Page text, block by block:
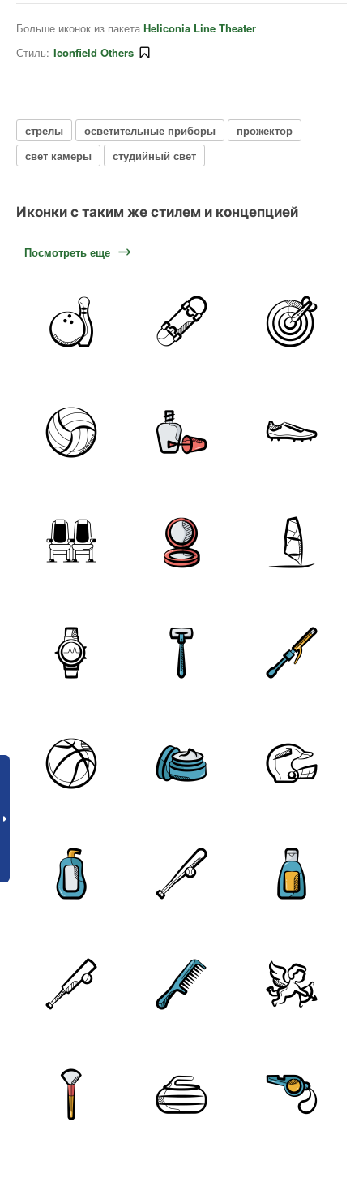
Больше иконок из пакета Heliconia Line Theater
Стиль: Iconfield Others
стрелы осветительные приборы
прожектор
свет камеры
студийный свет
Иконки с таким же стилем и концепцией
Посмотреть еще